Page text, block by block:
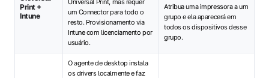
Print +
Intune
um Connector para todo o
resto. Provisionamento via
Intune com licenciamento por
usuário.
Atribua uma impressora a um
grupo e ela aparecerá em
todos os dispositivos desse
grupo.
O agente de desktop instala
os drivers localmente e faz